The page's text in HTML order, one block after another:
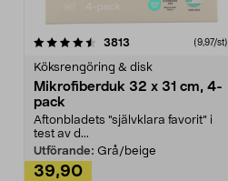
3813 (9,97/st)
Köksrengöring & disk
Mikrofiberduk 32 x 31 cm, 4-
pack
Aftonbladets "självklara favorit” i
test av d...
Utförande: Grå/beige
39,90
4.0av 5 stjärnor